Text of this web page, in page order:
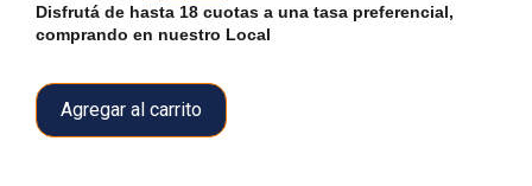
Disfrutá de hasta 18 cuotas a una tasa preferencial,
comprando en nuestro Local
Agregar al carrito